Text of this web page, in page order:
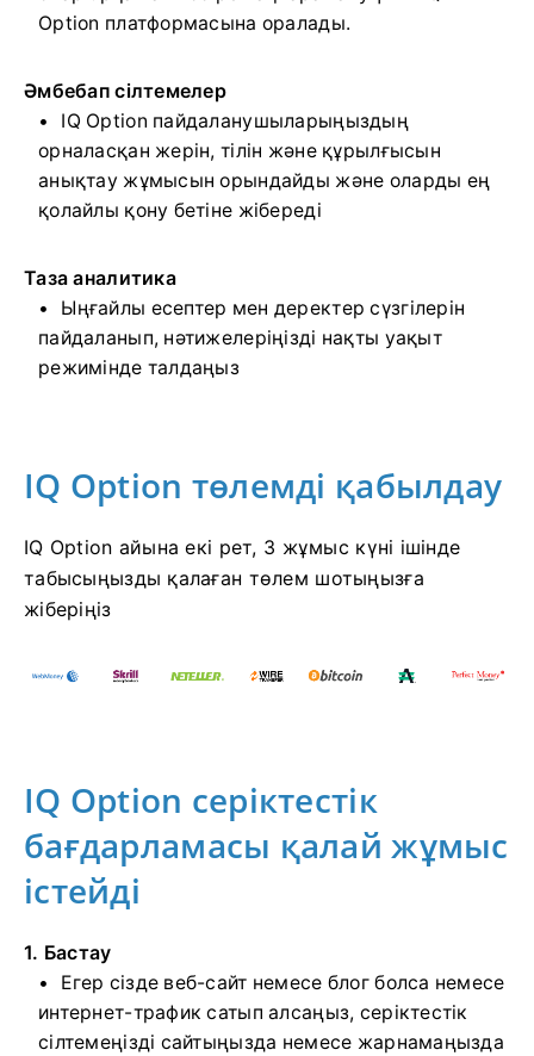
Option платформасына оралады.
Әмбебап сілтемелер
IQ Option пайдаланушыларыңыздың
орналасқан жерін, тілін және құрылғысын
анықтау жұмысын орындайды және оларды ең
қолайлы қону бетіне жібереді
Таза аналитика
Ыңғайлы есептер мен деректер сүзгілерін
пайдаланып, нәтижелеріңізді нақты уақыт
режимінде талдаңыз
IQ Option төлемді қабылдау
IQ Option айына екі рет, 3 жұмыс күні ішінде
табысыңызды қалаған төлем шотыңызға
жіберіңіз
IQ Option серіктестік
бағдарламасы қалай жұмыс
істейді
1. Бастау
Егер сізде веб-сайт немесе блог болса немесе
интернет-трафик сатып алсаңыз, серіктестік
сілтемеңізді сайтыңызда немесе жарнамаңызда